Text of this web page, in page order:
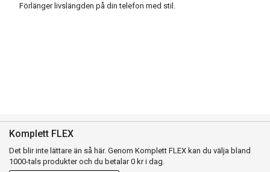
Förlänger livslängden på din telefon med stil.
Komplett FLEX
Det blir inte lättare än så här. Genom Komplett FLEX kan du välja bland
1000-tals produkter och du betalar 0 kr i dag.